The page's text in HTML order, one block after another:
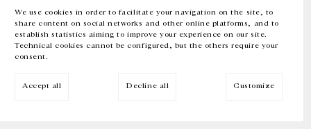
We use cookies in order to facilitate your navigation on the site, to
share content on social networks and other online platforms, and to
establish statistics aiming to improve your experience on our site.
Technical cookies cannot be configured, but the others require your
consent.
Accept all Decline all Customize
EN FR 中文 Facebook Instagram
Inscrivez-vous à notre newsletter